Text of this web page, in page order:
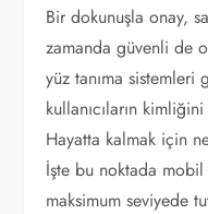
Bir dokunuşla onay,
zamanda güvenli de
yüz tanıma
kullanıcıların
Hayatta kalmak için
İşte bu noktada mobil
maksimum seviyede